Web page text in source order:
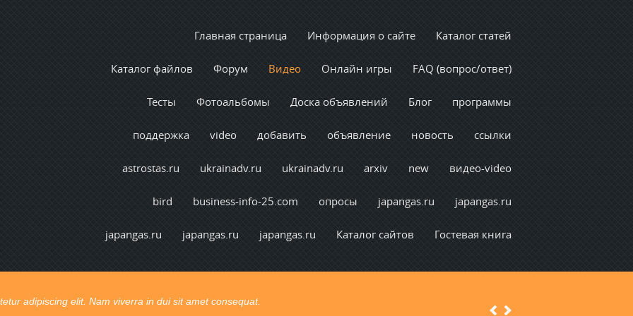
Главная страница Информация о сайте Каталог статей
Каталог файлов Форум Видео Онлайн игры FAQ (вопрос/ответ)
Тесты Фотоальбомы Доска объявлений Блог программы
поддержка video добавить объявление новость ссылки
astrostas.ru ukrainadv.ru ukrainadv.ru arxiv new видео-video
bird business-info-25.com опросы japangas.ru japangas.ru
japangas.ru japangas.ru japangas.ru Каталог сайтов Гостевая книга
adipiscing elit. Nam viverra in dui sit amet consequat.
congue. Ut pretium vel lectus vel consectetur.
Previous